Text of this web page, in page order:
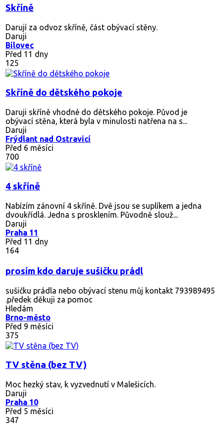
Skříně
Darují za odvoz skříně, část obývací stěny.
Daruji
Bílovec
Před 11 dny
125
Skříně do dětského pokoje
Daruji skříně vhodné do dětského pokoje. Původ je
obývací stěna, která byla v minulosti natřena na s...
Daruji
Frýdlant nad Ostravicí
Před 6 měsíci
700
4 skříně
Nabízím zánovní 4 skříně. Dvě jsou se suplíkem a jedna
dvoukřídlá. Jedna s prosklením. Původně slouž...
Daruji
Praha 11
Před 11 dny
164
prosím kdo daruje sušičku prádl
sušičku prádla nebo obývací stenu můj kontakt 793989495
.předek děkuji za pomoc
Hledám
Brno-město
Před 9 měsíci
375
TV stěna (bez TV)
Moc hezký stav, k vyzvednutí v Malešicích.
Daruji
Praha 10
Před 5 měsíci
347